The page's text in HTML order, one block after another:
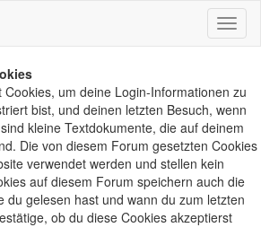
um deine Login-Informationen zu
bist, und deinen letzten Besuch, wenn
kleine Textdokumente, die auf deinem
Die von diesem Forum gesetzten Cookies
verwendet werden und stellen kein
auf diesem Forum speichern auch die
du gelesen hast und wann du zum letzten
ob du diese Cookies akzeptierst